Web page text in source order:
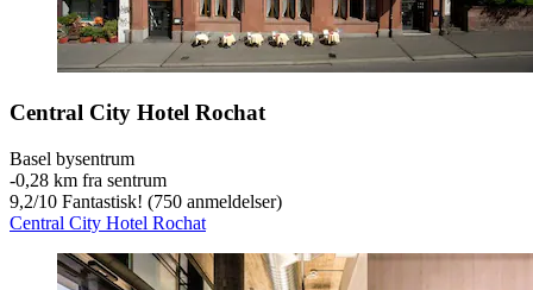
Central City Hotel Rochat
Basel bysentrum
‐0,28 km fra sentrum
9,2/10 Fantastisk! (750 anmeldelser)
Central City Hotel Rochat